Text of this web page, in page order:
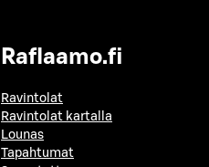
Raflaamo.fi
Ravintolat
Ravintolat kartalla
Lounas
Tapahtumat